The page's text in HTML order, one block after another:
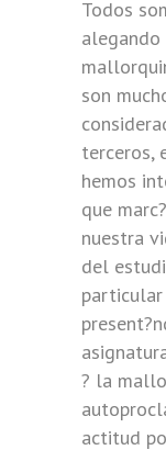
Todos
son
terceros,
hemos
que
nuestra
del
? la
actitud